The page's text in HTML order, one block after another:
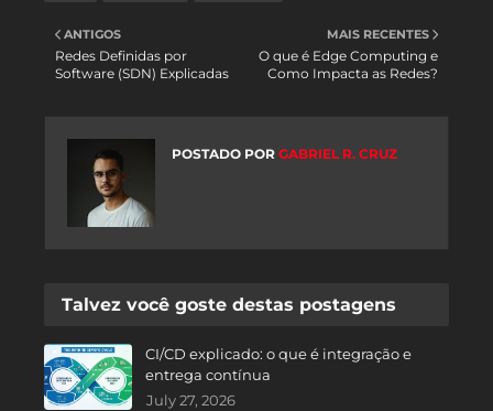
MAIS RECENTES
O que é Edge Computing e
Como Impacta as Redes?
ANTIGOS
Redes Definidas por
Software (SDN) Explicadas
POSTADO POR GABRIEL R. CRUZ
Talvez você goste destas postagens
CI/CD explicado: o que é integração e
entrega contínua
July 27, 2026